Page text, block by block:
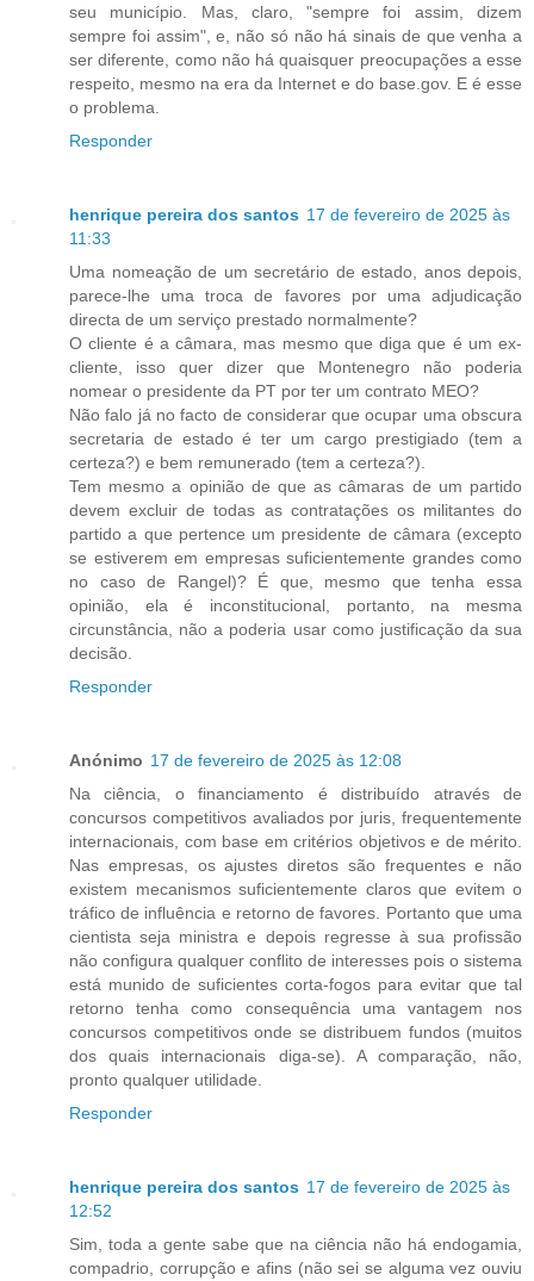
seu município. Mas, claro, "sempre foi assim, dizem
sempre foi assim", e, não só não há sinais de que venha a
ser diferente, como não há quaisquer preocupações a esse
respeito, mesmo na era da Internet e do base.gov. E é esse
o problema.
Responder
henrique pereira dos santos 17 de fevereiro de 2025 às
11:33
Uma nomeação de um secretário de estado, anos depois,
parece-lhe uma troca de favores por uma adjudicação
directa de um serviço prestado normalmente?
O cliente é a câmara, mas mesmo que diga que é um ex-
cliente, isso quer dizer que Montenegro não poderia
nomear o presidente da PT por ter um contrato MEO?
Não falo já no facto de considerar que ocupar uma obscura
secretaria de estado é ter um cargo prestigiado (tem a
certeza?) e bem remunerado (tem a certeza?).
Tem mesmo a opinião de que as câmaras de um partido
devem excluir de todas as contratações os militantes do
partido a que pertence um presidente de câmara (excepto
se estiverem em empresas suficientemente grandes como
no caso de Rangel)? É que, mesmo que tenha essa
opinião, ela é inconstitucional, portanto, na mesma
circunstância, não a poderia usar como justificação da sua
decisão.
Responder
Anónimo 17 de fevereiro de 2025 às 12:08
Na ciência, o financiamento é distribuído através de
concursos competitivos avaliados por juris, frequentemente
internacionais, com base em critérios objetivos e de mérito.
Nas empresas, os ajustes diretos são frequentes e não
existem mecanismos suficientemente claros que evitem o
tráfico de influência e retorno de favores. Portanto que uma
cientista seja ministra e depois regresse à sua profissão
não configura qualquer conflito de interesses pois o sistema
está munido de suficientes corta-fogos para evitar que tal
retorno tenha como consequência uma vantagem nos
concursos competitivos onde se distribuem fundos (muitos
dos quais internacionais diga-se). A comparação, não,
pronto qualquer utilidade.
Responder
henrique pereira dos santos 17 de fevereiro de 2025 às
12:52
Sim, toda a gente sabe que na ciência não há endogamia,
compadrio, corrupção e afins (não sei se alguma vez ouviu